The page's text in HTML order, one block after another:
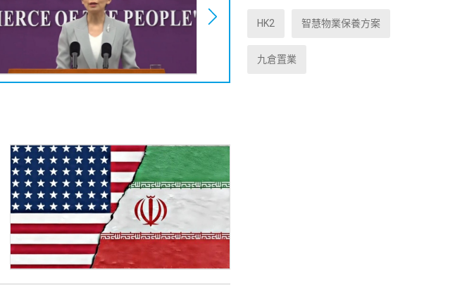
HK2 智慧物業保養方案
九倉置業